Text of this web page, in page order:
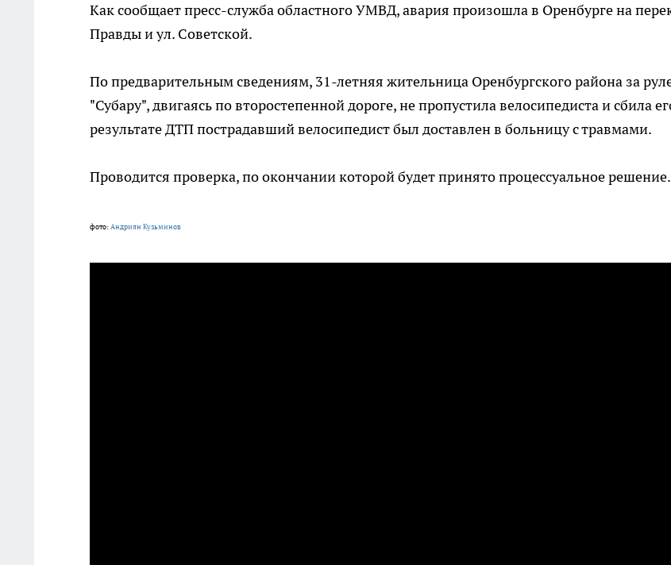
Как сообщает пресс-служба областного УМВД, авария произошла в Оренбурге на
Правды и ул. Советской.
По предварительным сведениям, 31-летняя жительница Оренбургского района за
"Субару", двигаясь по второстепенной дороге, не пропустила велосипедиста и сбила
результате ДТП пострадавший велосипедист был доставлен в больницу с травмами.
Проводится проверка, по окончании которой будет принято процессуальное решение.
фото:Андриян Кузьминов